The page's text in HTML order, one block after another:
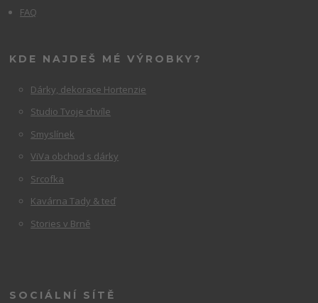
FAQ
KDE NAJDEŠ MÉ VÝROBKY?
Dárky, dekorace Hortenzie
Studio Tvoje chvíle
Smyslínek
ViVa obchod s dárky
Srcofka
Kavárna Tady & teď
Stories v Brně
SOCIÁLNÍ SÍTĚ